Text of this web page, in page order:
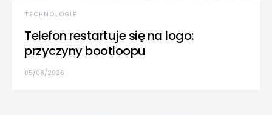
TECHNOLOGIE
Telefon restartuje się na logo:
przyczyny bootloopu
05/08/2026